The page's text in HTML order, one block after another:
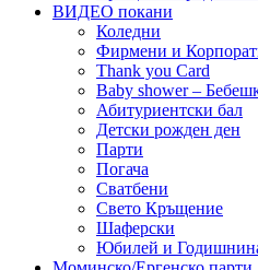
ВИДЕО покани
Коледни
Фирмени и
Thank you Card
Baby shower –
Абитуриентски бал
Детски рожден ден
Парти
Погача
Сватбени
Свето Кръщение
Шаферски
Юбилей и